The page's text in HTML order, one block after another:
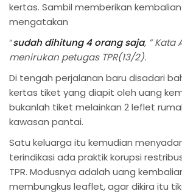
kertas. Sambil memberikan
mengatakan
“sudah dihitung 4 orang saja, ” Kata
menirukan petugas TPR(13/2).
Di tengah perjalanan baru disadari
kertas tiket yang diapit oleh uang
bukanlah tiket melainkan 2 leflet
kawasan pantai.
Satu keluarga itu kemudian
terindikasi ada praktik korupsi
TPR. Modusnya adalah uang
membungkus leaflet, agar dikira itu